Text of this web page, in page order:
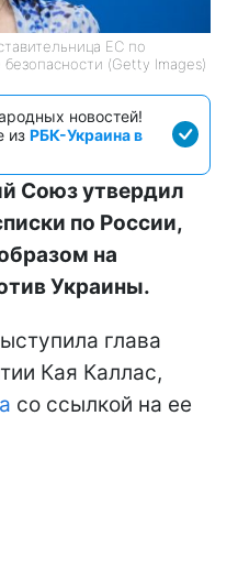
ЕС по
(Getty Images)
новостей!
из РБК-Украина в
Союз утвердил
по России,
на
Украины.
глава
Кая Каллас,
со ссылкой на ее